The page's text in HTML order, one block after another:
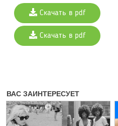
Скачать в pdf
Скачать в pdf